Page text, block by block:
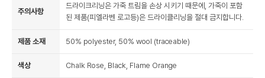
주의사항
드라이크리닝은 가죽 트림을 손상 시키기 때문에, 가죽이 포함
된 제품(피엘라벤 로고등)은 드라이클리닝을 절대 금지합니다.
제품 소재 50% polyester, 50% wool (traceable)
색상 Chalk Rose, Black, Flame Orange